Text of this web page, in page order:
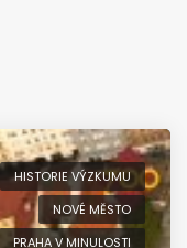
HISTORIE VÝZKUMU
NOVÉ MĚSTO
PRAHA V MINULOSTI